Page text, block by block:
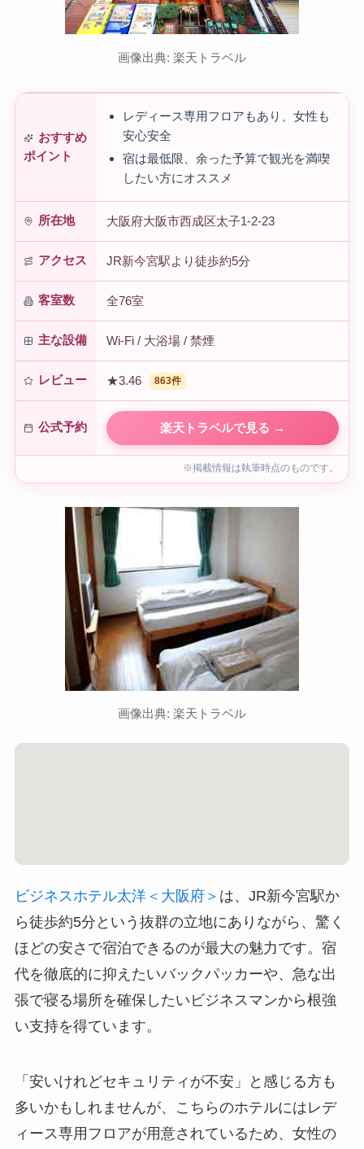
画像出典: 楽天トラベル
おすすめ
ポイント
レディース専用フロアもあり、女性も
安心安全
宿は最低限、余った予算で観光を満喫
したい方にオススメ
所在地 大阪府大阪市西成区太子1-2-23
アクセス JR新今宮駅より徒歩約5分
客室数 全76室
主な設備 Wi-Fi / 大浴場 / 禁煙
レビュー ★3.46 863件
公式予約 楽天トラベルで見る →
※掲載情報は執筆時点のものです。
画像出典: 楽天トラベル
ビジネスホテル太洋＜大阪府＞ は、JR新今宮駅か
ら徒歩約5分という抜群の立地にありながら、驚く
ほどの安さで宿泊できるのが最大の魅力です。宿
代を徹底的に抑えたいバックパッカーや、急な出
張で寝る場所を確保したいビジネスマンから根強
い支持を得ています。
「安いけれどセキュリティが不安」と感じる方も
多いかもしれませんが、こちらのホテルにはレデ
ィース専用フロアが用意されているため、女性の